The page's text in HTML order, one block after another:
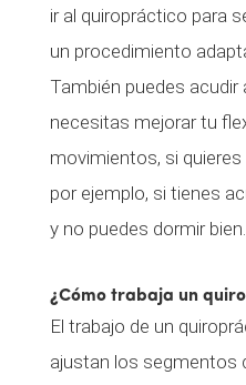
ir al quiropráctico para
un procedimiento
También puedes acudir
necesitas mejorar tu
movimientos, si
por ejemplo, si tienes
y no puedes dormir bien.
¿Cómo trabaja un
El trabajo de un
ajustan los segmentos